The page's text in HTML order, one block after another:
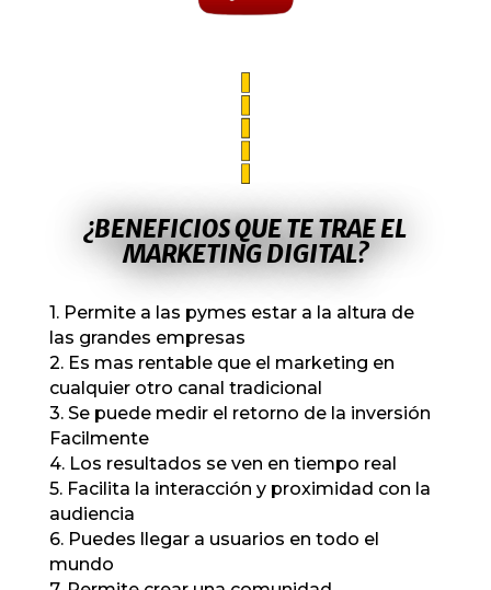
¿BENEFICIOS QUE TE TRAE EL
MARKETING DIGITAL?
1. Permite a las pymes estar a la altura de
las grandes empresas
2. Es mas rentable que el marketing en
cualquier otro canal tradicional
3. Se puede medir el retorno de la inversión
Facilmente
4. Los resultados se ven en tiempo real
5. Facilita la interacción y proximidad con la
audiencia
6. Puedes llegar a usuarios en todo el
mundo